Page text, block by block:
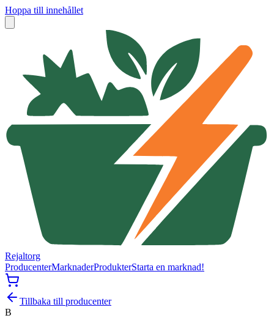
Hoppa till innehållet
Rejaltorg
ProducenterMarknaderProdukterStarta en marknad!
Tillbaka till producenter
B